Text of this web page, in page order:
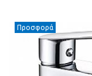
Προσφορά